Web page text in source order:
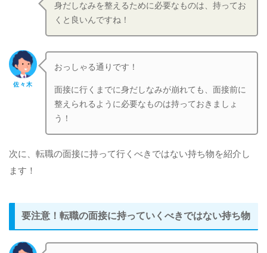
身だしなみを整えるために必要なものは、持ってお
くと良いんですね！
佐々木
おっしゃる通りです！
面接に行くまでに身だしなみが崩れても、面接前に
整えられるように必要なものは持っておきましょ
う！
次に、転職の面接に持って行くべきではない持ち物を紹介し
ます！
要注意！転職の面接に持っていくべきではない持ち物